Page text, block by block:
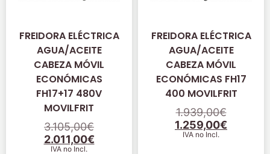
FREIDORA ELÉCTRICA
AGUA/ACEITE
CABEZA MÓVIL
ECONÓMICAS
FH17+17 480V
MOVILFRIT
3.105,00€
2.011,00€
IVA no Incl.
FREIDORA ELÉCTRICA
AGUA/ACEITE
CABEZA MÓVIL
ECONÓMICAS FH17
400 MOVILFRIT
1.939,00€
1.259,00€
IVA no Incl.